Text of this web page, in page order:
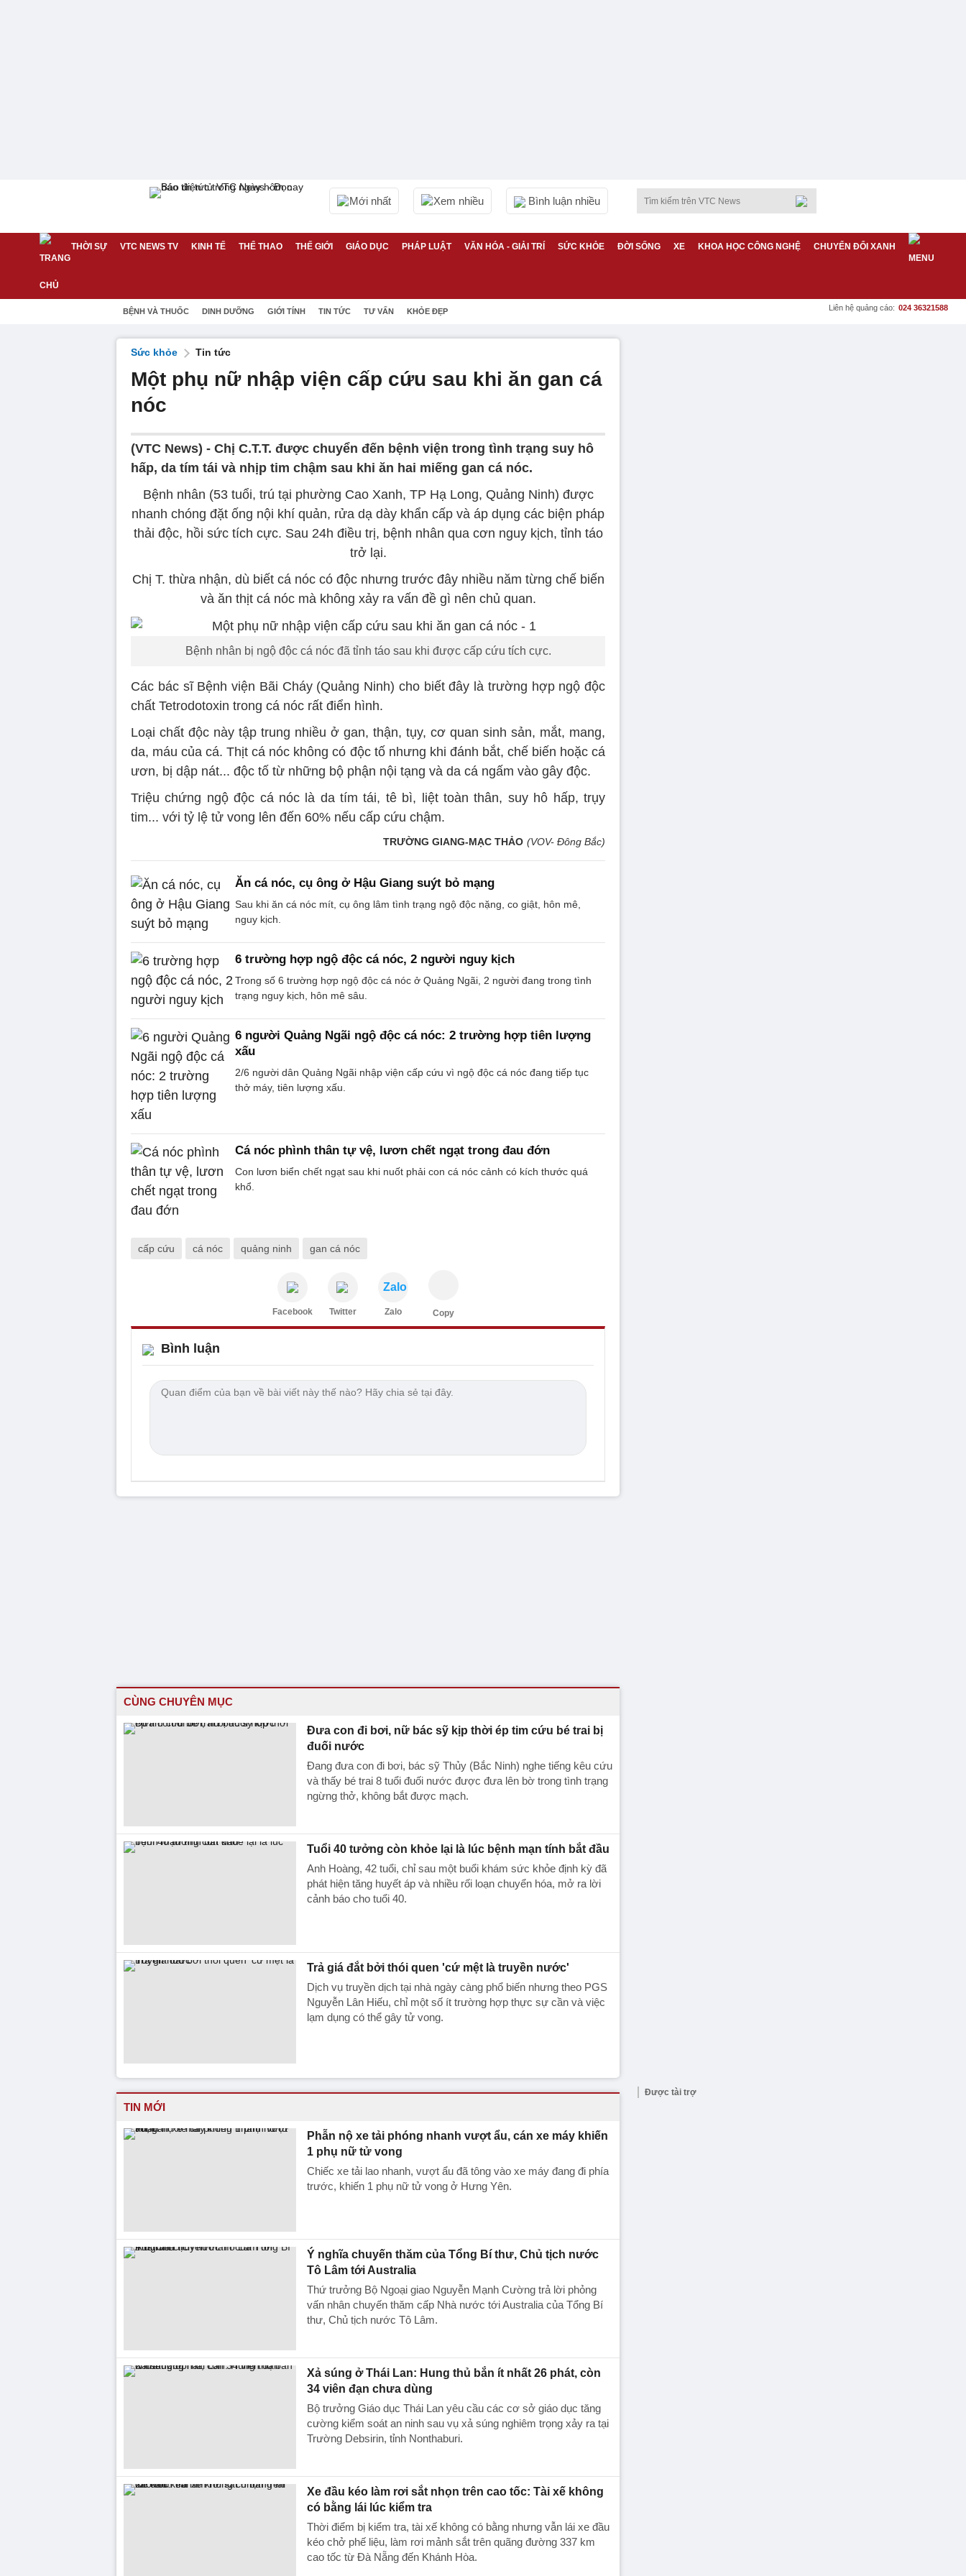
Mới nhất Xem nhiều Bình luận nhiều
THỜI SỰ VTC NEWS TV KINH TẾ THỂ THAO THẾ GIỚI GIÁO DỤC PHÁP LUẬT VĂN HÓA - GIẢI TRÍ SỨC KHỎE ĐỜI SỐNG XE KHOA HỌC CÔNG NGHỆ CHUYỂN ĐỔI XANH
BỆNH VÀ THUỐC DINH DƯỠNG GIỚI TÍNH TIN TỨC TƯ VẤN KHỎE ĐẸP Liên hệ quảng cáo: 024 36321588
Sức khỏe Tin tức
Một phụ nữ nhập viện cấp cứu sau khi ăn gan cá
nóc
(VTC News) - Chị C.T.T. được chuyển đến bệnh viện trong tình trạng suy hô
hấp, da tím tái và nhịp tim chậm sau khi ăn hai miếng gan cá nóc.
Bệnh nhân (53 tuổi, trú tại phường Cao Xanh, TP Hạ Long, Quảng Ninh) được
nhanh chóng đặt ống nội khí quản, rửa dạ dày khẩn cấp và áp dụng các biện pháp
thải độc, hồi sức tích cực. Sau 24h điều trị, bệnh nhân qua cơn nguy kịch, tỉnh táo
trở lại.
Chị T. thừa nhận, dù biết cá nóc có độc nhưng trước đây nhiều năm từng chế biến
và ăn thịt cá nóc mà không xảy ra vấn đề gì nên chủ quan.
Bệnh nhân bị ngộ độc cá nóc đã tỉnh táo sau khi được cấp cứu tích cực.
Các bác sĩ Bệnh viện Bãi Cháy (Quảng Ninh) cho biết đây là trường hợp ngộ độc
chất Tetrodotoxin trong cá nóc rất điển hình.
Loại chất độc này tập trung nhiều ở gan, thận, tụy, cơ quan sinh sản, mắt, mang,
da, máu của cá. Thịt cá nóc không có độc tố nhưng khi đánh bắt, chế biến hoặc cá
ươn, bị dập nát... độc tố từ những bộ phận nội tạng và da cá ngấm vào gây độc.
Triệu chứng ngộ độc cá nóc là da tím tái, tê bì, liệt toàn thân, suy hô hấp, trụy
tim... với tỷ lệ tử vong lên đến 60% nếu cấp cứu chậm.
TRƯỜNG GIANG-MẠC THẢO (VOV- Đông Bắc)
Ăn cá nóc, cụ ông ở Hậu Giang suýt bỏ mạng
Sau khi ăn cá nóc mít, cụ ông lâm tình trạng ngộ độc nặng, co giật, hôn mê,
nguy kịch.
6 trường hợp ngộ độc cá nóc, 2 người nguy kịch
Trong số 6 trường hợp ngộ độc cá nóc ở Quảng Ngãi, 2 người đang trong tình
trạng nguy kịch, hôn mê sâu.
6 người Quảng Ngãi ngộ độc cá nóc: 2 trường hợp tiên lượng
xấu
2/6 người dân Quảng Ngãi nhập viện cấp cứu vì ngộ độc cá nóc đang tiếp tục
thở máy, tiên lượng xấu.
Cá nóc phình thân tự vệ, lươn chết ngạt trong đau đớn
Con lươn biển chết ngạt sau khi nuốt phải con cá nóc cảnh có kích thước quá
khổ.
cấp cứu cá nóc quảng ninh gan cá nóc
Facebook Twitter
Zalo
Zalo Copy
Bình luận
CÙNG CHUYÊN MỤC
Đưa con đi bơi, nữ bác sỹ kịp thời ép tim cứu bé trai bị
đuối nước
Đang đưa con đi bơi, bác sỹ Thủy (Bắc Ninh) nghe tiếng kêu cứu
và thấy bé trai 8 tuổi đuối nước được đưa lên bờ trong tình trạng
ngừng thở, không bắt được mạch.
Tuổi 40 tưởng còn khỏe lại là lúc bệnh mạn tính bắt đầu
Anh Hoàng, 42 tuổi, chỉ sau một buổi khám sức khỏe định kỳ đã
phát hiện tăng huyết áp và nhiều rối loạn chuyển hóa, mở ra lời
cảnh báo cho tuổi 40.
Trả giá đắt bởi thói quen 'cứ mệt là truyền nước'
Dịch vụ truyền dịch tại nhà ngày càng phổ biến nhưng theo PGS
Nguyễn Lân Hiếu, chỉ một số ít trường hợp thực sự cần và việc
lạm dụng có thể gây tử vong.
TIN MỚI
Phẫn nộ xe tải phóng nhanh vượt ẩu, cán xe máy khiến
1 phụ nữ tử vong
Chiếc xe tải lao nhanh, vượt ẩu đã tông vào xe máy đang đi phía
trước, khiến 1 phụ nữ tử vong ở Hưng Yên.
Ý nghĩa chuyến thăm của Tổng Bí thư, Chủ tịch nước
Tô Lâm tới Australia
Thứ trưởng Bộ Ngoại giao Nguyễn Mạnh Cường trả lời phỏng
vấn nhân chuyến thăm cấp Nhà nước tới Australia của Tổng Bí
thư, Chủ tịch nước Tô Lâm.
Xả súng ở Thái Lan: Hung thủ bắn ít nhất 26 phát, còn
34 viên đạn chưa dùng
Bộ trưởng Giáo dục Thái Lan yêu cầu các cơ sở giáo dục tăng
cường kiểm soát an ninh sau vụ xả súng nghiêm trọng xảy ra tại
Trường Debsirin, tỉnh Nonthaburi.
Xe đầu kéo làm rơi sắt nhọn trên cao tốc: Tài xế không
có bằng lái lúc kiểm tra
Thời điểm bị kiểm tra, tài xế không có bằng nhưng vẫn lái xe đầu
kéo chở phế liệu, làm rơi mảnh sắt trên quãng đường 337 km
cao tốc từ Đà Nẵng đến Khánh Hòa.
Được tài trợ